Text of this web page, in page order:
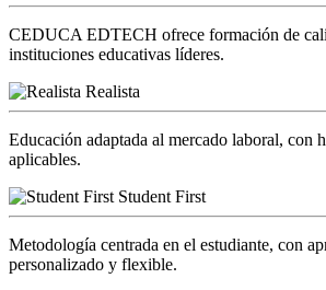
CEDUCA EDTECH ofrece formación de
instituciones educativas líderes.
Realista
Educación adaptada al mercado laboral, con
aplicables.
Student First
Metodología centrada en el estudiante, con
personalizado y flexible.